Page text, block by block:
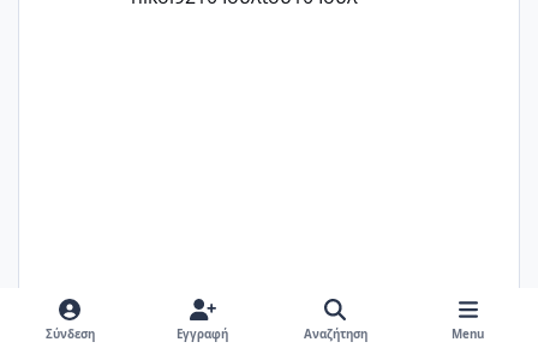
Melikara86 πριν 25 λεπτά
Σύνδεση Εγγραφή Αναζήτηση Menu